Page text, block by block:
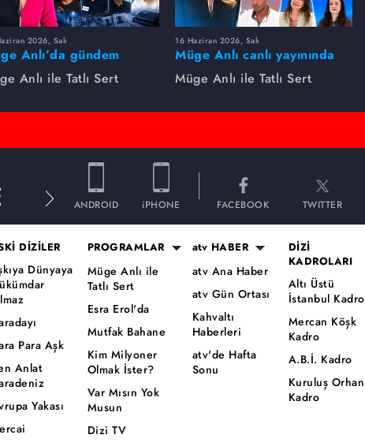
2026, Salı
Anlı’da gündem
Kayıp dosyaları ve
ihanetleri herkesi şoke
Anlı ile Tatlı Sert
16 Haziran 2026, Salı
Müge Anlı canlı yayınında
dikkat çeken gelişmeler
yaşandı. Kayıp,
Müge Anlı ile Tatlı Sert
ANDROID iPHONE FACEBOOK TWITTER
DİZİLER
Dünyaya
Para Aşk
Anlat
Yakası
PROGRAMLAR
Müge Anlı ile
Tatlı Sert
Esra Erol'da
Mutfak Bahane
Kim Milyoner
Olmak İster?
Var Mısın Yok
Musun
Dizi TV
atv HABER
atv Ana Haber
atv Gün Ortası
Kahvaltı
Haberleri
atv'de Hafta
Sonu
DİZİ
KADROLARI
Altı Üstü
İstanbul Kadro
Mercan Köşk
Kadro
A.B.İ. Kadro
Kuruluş Orhan
Kadro